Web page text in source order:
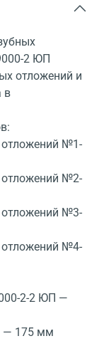
2 ЮП
отложений и
в
отложений №1-
отложений №2-
отложений №3-
отложений №4-
2-2 ЮП —
— 175 мм